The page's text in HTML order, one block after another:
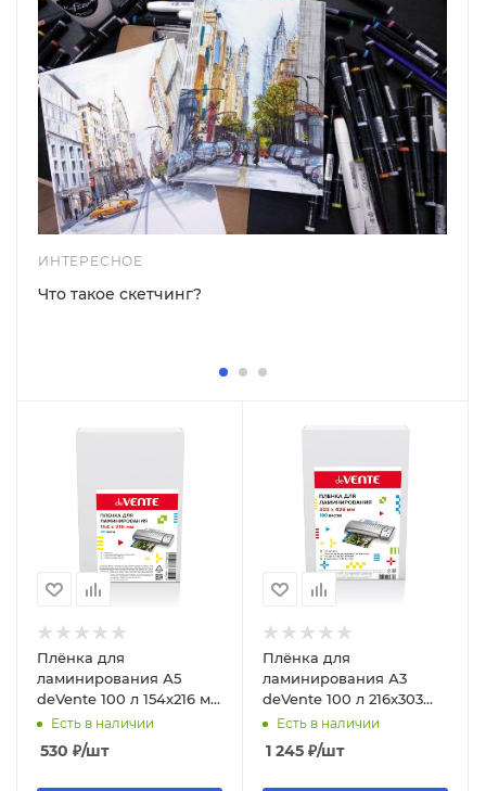
ИНТЕРЕСНОЕ
Что такое скетчинг?
Плёнка для
ламинирования А5
deVente 100 л 154х216 мм
4122303
Есть в наличии
530 ₽/шт
Плёнка для
ламинирования А3
deVente 100 л 216х303
мм 4122400
Есть в наличии
1 245 ₽/шт